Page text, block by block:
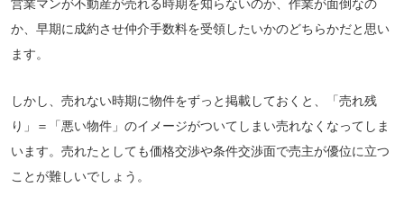
営業マンが不動産が売れる時期を知らないのか、作業が面倒なの
か、早期に成約させ仲介手数料を受領したいかのどちらかだと思い
ます。
しかし、売れない時期に物件をずっと掲載しておくと、「売れ残
り」＝「悪い物件」のイメージがついてしまい売れなくなってしま
います。売れたとしても価格交渉や条件交渉面で売主が優位に立つ
ことが難しいでしょう。